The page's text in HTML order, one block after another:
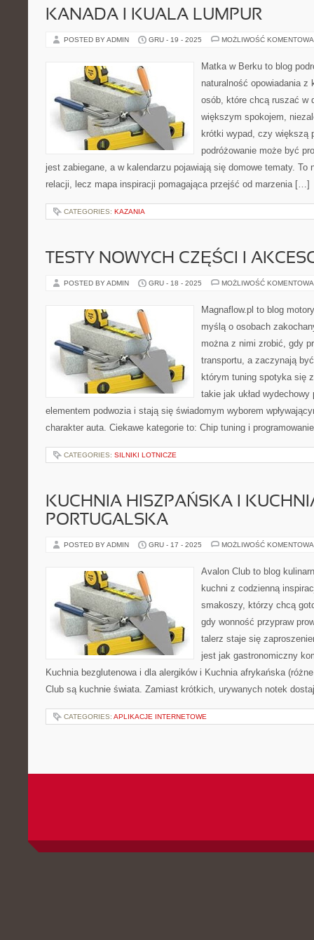
KANADA I KUALA LUMPUR
POSTED BY ADMIN GRU - 19 - 2025 MOŻLIWOŚĆ
Matka w Berku to blog
naturalność opowiadania z
osób, które chcą ruszać w
większym spokojem,
krótki wypad, czy większą
podróżowanie może być
jest zabiegane, a w kalendarzu pojawiają się domowe tematy. To
relacji, lecz mapa inspiracji pomagająca przejść od marzenia […]
CATEGORIES: KAZANIA
TESTY NOWYCH CZĘŚCI I
POSTED BY ADMIN GRU - 18 - 2025 MOŻLIWOŚĆ
Magnaflow.pl to blog
myślą o osobach
można z nimi zrobić, gdy
transportu, a zaczynają
którym tuning spotyka się
takie jak układ
elementem podwozia i stają się świadomym wyborem
charakter auta. Ciekawe kategorie to: Chip tuning i
CATEGORIES: SILNIKI LOTNICZE
KUCHNIA HISZPAŃSKA I
PORTUGALSKA
POSTED BY ADMIN GRU - 17 - 2025 MOŻLIWOŚĆ
Avalon Club to blog
kuchni z codzienną
smakoszy, którzy chcą
gdy wonność przypraw
talerz staje się
jest jak gastronomiczny
Kuchnia bezglutenowa i dla alergików i Kuchnia afrykańska
Club są kuchnie świata. Zamiast krótkich, urywanych notek
CATEGORIES: APLIKACJE INTERNETOWE